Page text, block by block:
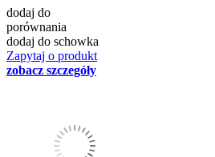
dodaj do
porównania
dodaj do schowka
Zapytaj o produkt
zobacz szczegóły